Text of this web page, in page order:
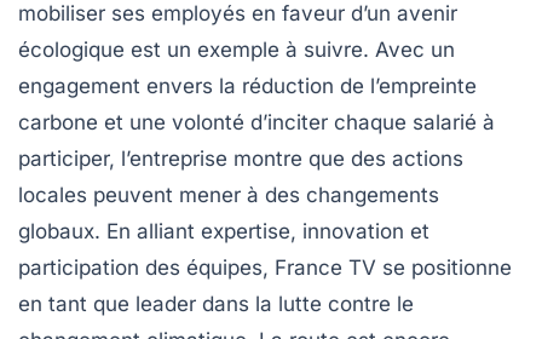
mobiliser ses employés en faveur d’un avenir
écologique est un exemple à suivre. Avec un
engagement envers la réduction de l’empreinte
carbone et une volonté d’inciter chaque salarié à
participer, l’entreprise montre que des actions
locales peuvent mener à des changements
globaux. En alliant expertise, innovation et
participation des équipes, France TV se positionne
en tant que leader dans la lutte contre le